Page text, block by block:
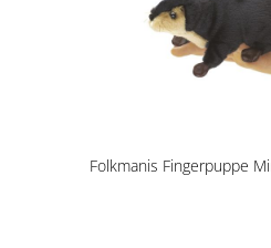
Folkmanis Fingerpuppe